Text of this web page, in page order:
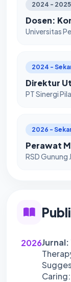
2024 - 2025
Dosen:
Universitas
2024 -
Direktur
PT Sinergi
2026 -
Perawat
RSD Gunung
2026Jurnal:
Caring: